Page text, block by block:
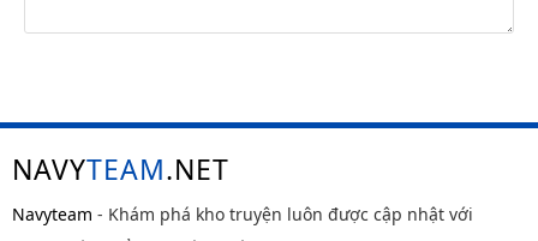
Chap 25
Chap 24
NAVYTEAM.NET
Navyteam - Khám phá kho truyện luôn được cập nhật với